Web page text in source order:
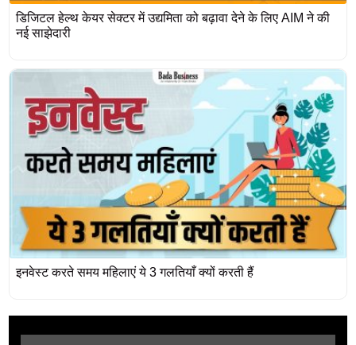
डिजिटल हेल्‍थ केयर सेक्टर में उद्यमिता को बढ़ावा देने के लिए AIM ने की
नई साझेदारी
इनवेस्ट करते समय महिलाएं ये 3 गलतियाँ क्यों करती हैं